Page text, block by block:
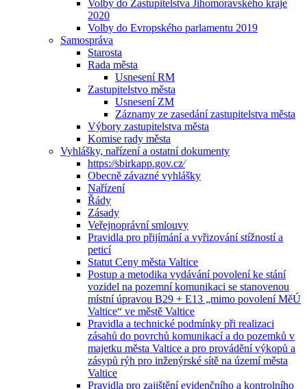
Volby do Zastupitelstva Jihomoravského kraje
2020
Volby do Evropského parlamentu 2019
Samospráva
Starosta
Rada města
Usnesení RM
Zastupitelstvo města
Usnesení ZM
Záznamy ze zasedání zastupitelstva města
Výbory zastupitelstva města
Komise rady města
Vyhlášky, nařízení a ostatní dokumenty
https:⁄⁄sbirkapp.gov.cz⁄
Obecně závazné vyhlášky
Nařízení
Řády
Zásady
Veřejnoprávní smlouvy
Pravidla pro přijímání a vyřizování stížností a
peticí
Statut Ceny města Valtice
Postup a metodika vydávání povolení ke stání
vozidel na pozemní komunikaci se stanovenou
místní úpravou B29 + E13 „mimo povolení MěÚ
Valtice“ ve městě Valtice
Pravidla a technické podmínky při realizaci
zásahů do povrchů komunikací a do pozemků v
majetku města Valtice a pro provádění výkopů a
zásypů rýh pro inženýrské sítě na území města
Valtice
Pravidla pro zajištění evidenčního a kontrolního